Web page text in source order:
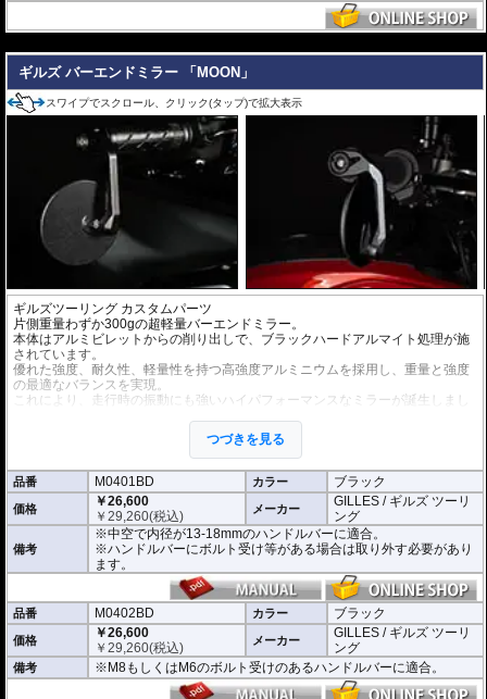
ギルズ バーエンドミラー 「MOON」
スワイプでスクロール、クリック(タップ)で拡大表示
ギルズツーリング カスタムパーツ
片側重量わずか300gの超軽量バーエンドミラー。
本体はアルミビレットからの削り出しで、ブラックハードアルマイト処理が施
されています。
優れた強度、耐久性、軽量性を持つ高強度アルミニウムを採用し、重量と強度
の最適なバランスを実現。
これにより、走行時の振動にも強いハイパフォーマンスなミラーが誕生しまし
ミラーの角度や位置も調整が可能。視認性など安全へ関わる要素へも細心の注
※車検対応。
※1個単位での販売
※左右どちらにも使用できます。
※商品は汎用品となり、主に２系統の取り付け方法をラインナップ。
(取付確認がされているものは下記の適合検索で適合品番をご確認いただけま
M0401BD 中空で内径が13-18mmのハンドルバーに適合
M0402BD M8もしくはM6のボルト受けのあるハンドルバーに適合
M0405BD M12のボルト受けのあるハンドルバーに適合
別売オプションにカラーインサートをご用意。
車体のイメージに合わせたカスタムが可能となり、ワンポイントアクセントと
してその存在感を高めます。
つづきを見る
品番 M0401BD カラー ブラック
価格
￥26,600
￥29,260(税込) メーカー
GILLES / ギルズ ツーリ
ング
備考
※中空で内径が13-18mmのハンドルバーに適合。
※ハンドルバーにボルト受け等がある場合は取り外す必要があり
ます。
品番 M0402BD カラー ブラック
価格
￥26,600
￥29,260(税込) メーカー
GILLES / ギルズ ツーリ
ング
備考 ※M8もしくはM6のボルト受けのあるハンドルバーに適合。